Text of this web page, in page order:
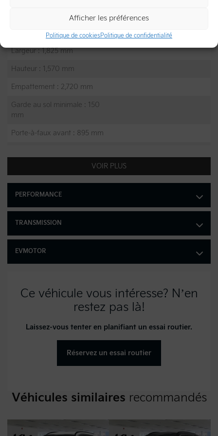
Afficher les préférences
Politique de cookiesPolitique de confidentialité
Longueur : 4,420 mm
Largeur : 1,825 mm
Hauteur : 1,570 mm
Empattement : 2,720 mm
Garde au sol minimale : 150
mm
Porte-à-faux avant : 895 mm
Poids à vide minimal : 3,721
Poids brut du véhicule :
Dégagement pour la tête
Dégagement pour la tête
avant : 1,353 mm
Dégagement aux hanches
Dégagement aux épaules
VOIR PLUS
PERFORMANCE
TRANSMISSION
EVMOTOR
Ce véhicule vous intéresse? N’en
restez pas là!
Laissez-vous tenter en planifiant un essai routier.
Réservez un essai routier
Véhicules similaires recommandés